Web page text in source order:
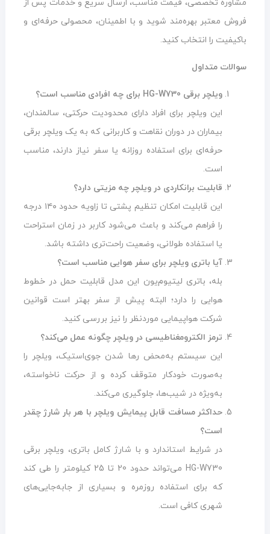
مشاوره تخصصی، قیمت مناسب، ارسال سریع و خدمات پس از
فروش معتبر بهره‌مند شوید و با اطمینان، محصولی حرفه‌ای و
باکیفیت را انتخاب کنید.
سوالات متداول
ویلچر برقی HG-W730 برای چه افرادی مناسب است؟
این ویلچر برای افراد دارای محدودیت حرکتی، سالمندان،
بیماران در دوران نقاهت و کاربرانی که به یک ویلچر برقی
حرفه‌ای برای استفاده روزانه یا سفر نیاز دارند، مناسب
است.
قابلیت برانکاردی در ویلچر چه مزیتی دارد؟
این قابلیت امکان تنظیم پشتی تا زاویه حدود ۱۴۰ درجه
را فراهم می‌کند و باعث می‌شود کاربر در زمان استراحت
یا استفاده طولانی، وضعیت راحت‌تری داشته باشد.
آیا باتری ویلچر برای سفر هوایی مناسب است؟
بله، باتری لیتیوم‌یون این مدل قابلیت حمل در خطوط
هوایی را دارد؛ البته پیش از سفر بهتر است قوانین
شرکت هواپیمایی موردنظر را نیز بررسی کنید.
ترمز الکترومغناطیسی در ویلچر چگونه عمل می‌کند؟
این سیستم به‌محض رها شدن جوی‌استیک، ویلچر را
به‌صورت خودکار متوقف کرده و از حرکت ناخواسته،
به‌ویژه در شیب‌ها، جلوگیری می‌کند.
حداکثر مسافت قابل پیمایش ویلچر با هر بار شارژ چقدر
است؟
در شرایط استاندارد و با شارژ کامل باتری، ویلچر برقی
HG-W730 می‌تواند حدود 20 تا 25 کیلومتر را طی کند
که برای استفاده روزمره و بسیاری از جابه‌جایی‌های
شهری کافی است.